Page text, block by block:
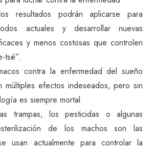
resultados podrán aplicarse para
actuales y desarrollar nuevas
y menos costosas que controlen
tsé”.
contra la enfermedad del sueño
múltiples efectos indeseados, pero sin
es siempre mortal.
trampas, los pesticidas o algunas
de los machos son las
usan actualmente para controlar la